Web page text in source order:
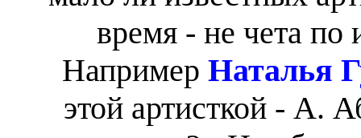
время - не чета по
Например Наталья
этой артисткой - А.